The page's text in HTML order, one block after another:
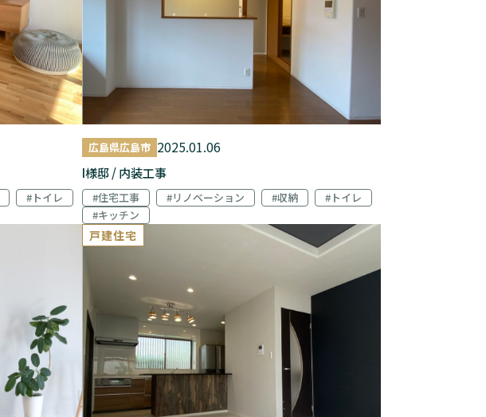
#トイレ
広島県広島市 2025.01.06
I様邸 / 内装工事
#住宅工事 #リノベーション #収納
#トイレ
#キッチン
戸建住宅